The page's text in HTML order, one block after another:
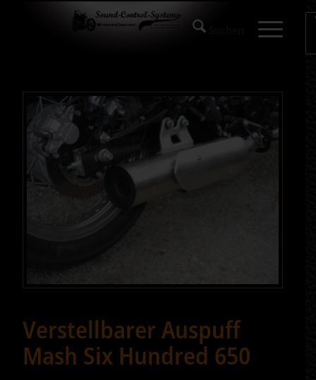
Verstellbarer Auspuff
Mash Six Hundred 650